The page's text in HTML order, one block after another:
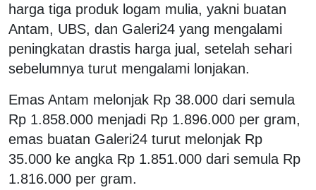
harga tiga produk logam mulia, yakni buatan
Antam, UBS, dan Galeri24 yang mengalami
peningkatan drastis harga jual, setelah sehari
sebelumnya turut mengalami lonjakan.
Emas Antam melonjak Rp 38.000 dari semula
Rp 1.858.000 menjadi Rp 1.896.000 per gram,
emas buatan Galeri24 turut melonjak Rp
35.000 ke angka Rp 1.851.000 dari semula Rp
1.816.000 per gram.